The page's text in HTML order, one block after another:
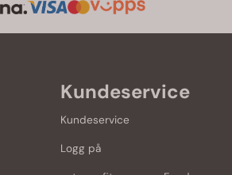
Kundeservice
Kundeservice
Logg på